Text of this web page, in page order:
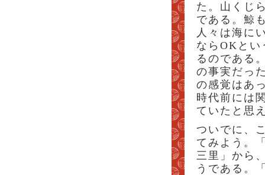
た。山くじ
である。鯨
人々は海に
ならOKとい
るのである
の事実だっ
の感覚はあ
時代前には
ていたと思
ついでに、
てみよう。
三里」から
うである。